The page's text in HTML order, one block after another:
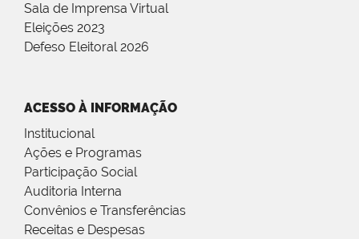
Sala de Imprensa Virtual
Eleições 2023
Defeso Eleitoral 2026
ACESSO À INFORMAÇÃO
Institucional
Ações e Programas
Participação Social
Auditoria Interna
Convênios e Transferências
Receitas e Despesas